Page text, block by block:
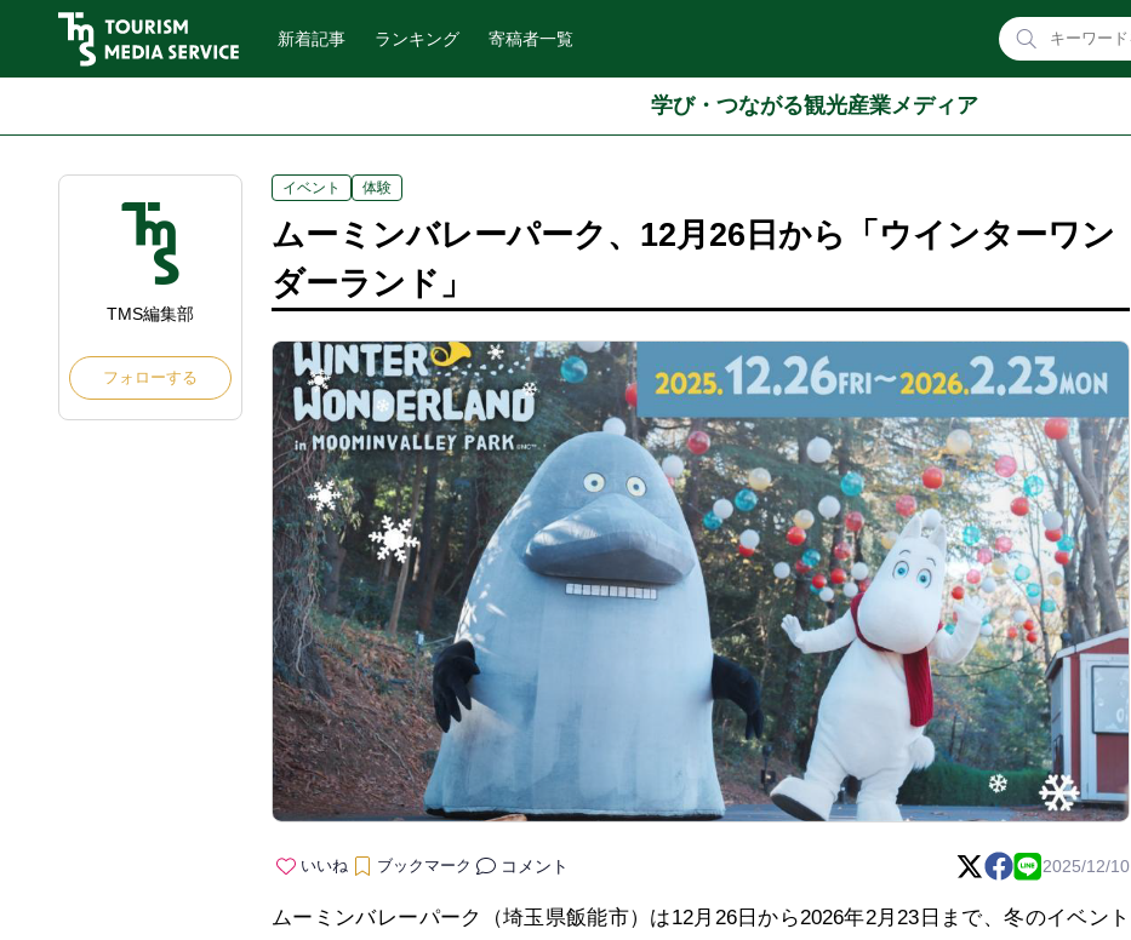
新着記事 ランキング 寄稿者一覧
学び・つながる観光産業メディア
TMS編集部
フォローする
イベント 体験
ムーミンバレーパーク、12月26日から「ウインターワン
ダーランド」
いいね ブックマーク コメント 2025/12/10
ムーミンバレーパーク（埼玉県飯能市）は12月26日から2026年2月23日まで、冬のイベント